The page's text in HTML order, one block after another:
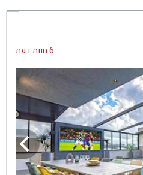
6 חוות דעת